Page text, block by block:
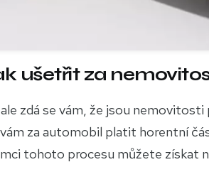
ušetřit za
zdá se vám, že jsou nemovitosti
za automobil platit horentní
tohoto procesu můžete získat